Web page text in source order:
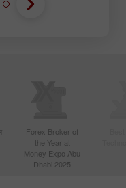
Forex Broker of
the Year at
Money Expo Abu
Dhabi 2025